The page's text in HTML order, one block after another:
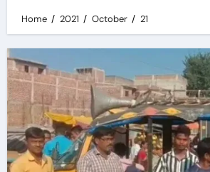
Home 2021 October 21